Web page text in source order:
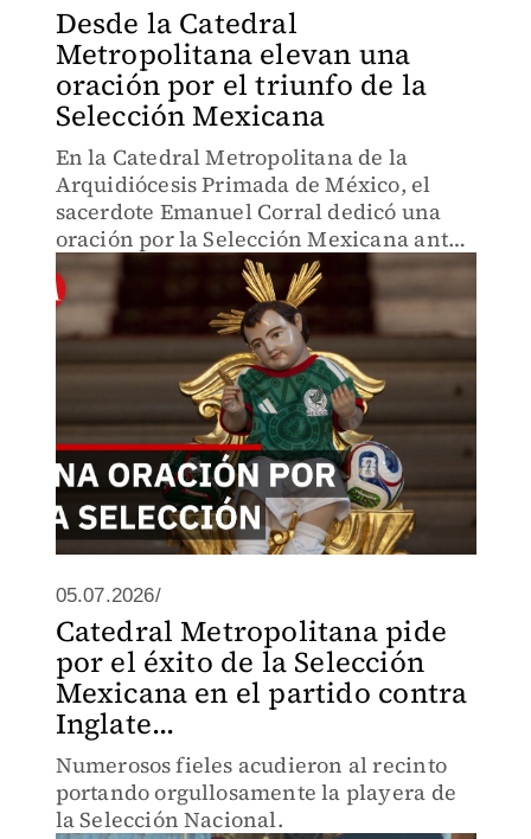
Desde la Catedral
Metropolitana elevan una
oración por el triunfo de la
Selección Mexicana
En la Catedral Metropolitana de la
Arquidiócesis Primada de México, el
sacerdote Emanuel Corral dedicó una
oración por la Selección Mexicana antes
de su compromiso internacional.
05.07.2026/
Catedral Metropolitana pide
por el éxito de la Selección
Mexicana en el partido contra
Inglate...
Numerosos fieles acudieron al recinto
portando orgullosamente la playera de
la Selección Nacional.